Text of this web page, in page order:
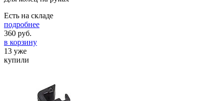
Есть на складе
подробнее
360 руб.
в корзину
13 уже
купили